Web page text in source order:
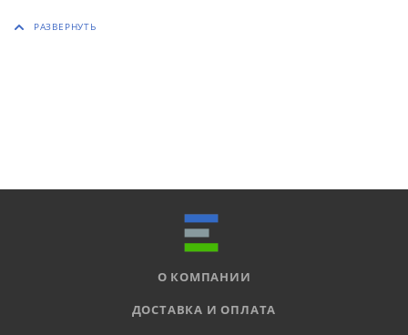
О КОМПАНИИ
ДОСТАВКА И ОПЛАТА